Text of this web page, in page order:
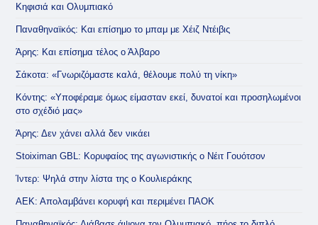
Κηφισιά και Ολυμπιακό
Παναθηναϊκός: Και επίσημο το μπαμ με Χέιζ Ντέιβις
Άρης: Και επίσημα τέλος ο Άλβαρο
Σάκοτα: «Γνωριζόμαστε καλά, θέλουμε πολύ τη νίκη»
Κόντης: «Υποφέραμε όμως είμασταν εκεί, δυνατοί και προσηλωμένοι
στο σχέδιό μας»
Άρης: Δεν χάνει αλλά δεν νικάει
Stoiximan GBL: Κορυφαίος της αγωνιστικής ο Νέιτ Γουότσον
Ίντερ: Ψηλά στην λίστα της ο Κουλιεράκης
ΑΕΚ: Απολαμβάνει κορυφή και περιμένει ΠΑΟΚ